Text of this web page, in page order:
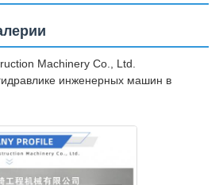
Machinery Co., Ltd.
инженерных машин в